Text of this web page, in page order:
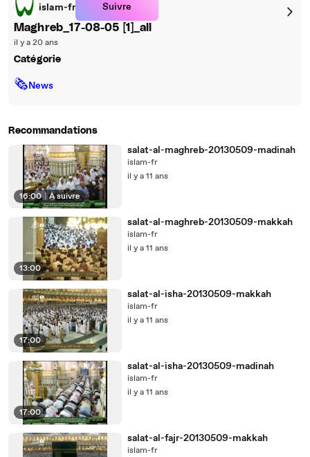
islam-fr Suivre
Maghreb_17-08-05 [1]_all
il y a 20 ans
Catégorie
🗞News
Recommandations
16:00 À suivre
salat-al-maghreb-20130509-madinah
islam-fr
il y a 11 ans
13:00
salat-al-maghreb-20130509-makkah
islam-fr
il y a 11 ans
17:00
salat-al-isha-20130509-makkah
islam-fr
il y a 11 ans
17:00
salat-al-isha-20130509-madinah
islam-fr
il y a 11 ans
salat-al-fajr-20130509-makkah
islam-fr